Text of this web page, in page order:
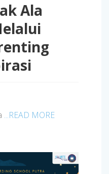
Ala
...READ MORE